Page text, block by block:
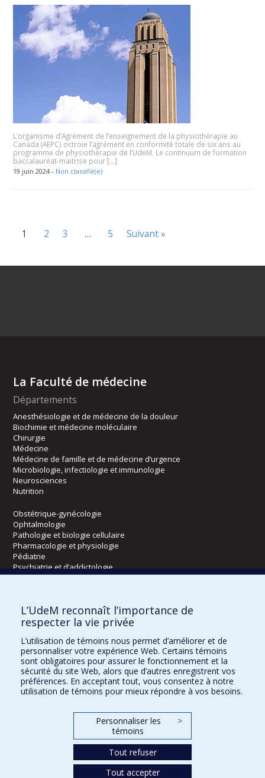
L’organisme d’Agrément de l’enseignement de la physiothérapie au
Canada (AEPC) octroie l’agrément en conformité totale de six ans au
programme de physiothérapie de l’UdeM. Le continuum de formation
baccalauréat-maitrise pour […]
19 juin 2024 - Non classifié(e)
1 2 3 … 5 Suivant »
La Faculté de médecine
Départements
Anesthésiologie et de médecine de la douleur
Biochimie et médecine moléculaire
Chirurgie
Médecine
Médecine de famille et de médecine d’urgence
Microbiologie, infectiologie et immunologie
Neurosciences
Nutrition
Obstétrique-gynécologie
Ophtalmologie
Pathologie et biologie cellulaire
Pharmacologie et physiologie
Pédiatrie
Psychiatrie et d’addictologie
Radiologie, radio-oncologie et médecine nucléaire
Écoles
Orthophonie et audiologie
Réadaptation
Directions
L’UdeM reconnaît l’importance de
respecter la vie privée
L’utilisation de témoins nous permet d’améliorer et de
personnaliser votre expérience Web. Certains témoins
sont obligatoires pour assurer le fonctionnement et la
sécurité du site Web, alors que d’autres enregistrent vos
préférences. En acceptant tout, vous consentez à notre
utilisation de témoins pour mieux répondre à vos besoins.
Personnaliser les
témoins
>
Tout refuser
Tout accepter